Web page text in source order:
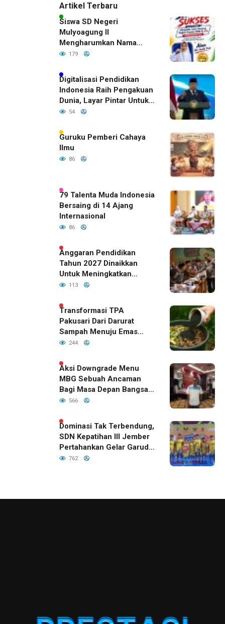
Artikel Terbaru
Siswa SD Negeri
Mulyoagung II
Mengharumkan Nama
Bojonegoro Dengan
179
Digitalisasi Pendidikan
Indonesia Raih Pengakuan
Dunia, Layar Pintar Untuk
Semua Siswa
54
Guruku Pemberi Cahaya
Ilmu
86
79 Talenta Muda Indonesia
Bersaing di 14 Ajang
Internasional
86
Anggaran Pendidikan
Tahun 2027 Dinaikkan
Untuk Meningkatkan
Kualitas Anak Bangsa,
RI
113
Transformasi TPA
Pakusari Dari Darurat
Sampah Menuju Emas
Hijau di Era Kepemimpinan
244
Aksi Downgrade Menu
MBG Sebuah Ancaman
Bagi Masa Depan Bangsa
Indonesia
566
Dominasi Tak Terbendung,
SDN Kepatihan III Jember
Pertahankan Gelar Garuda
Cup 2026
762